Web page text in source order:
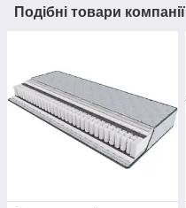
Подібні товари компанії